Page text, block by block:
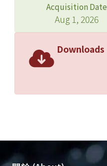
Acquisition Date
Aug 1, 2026
Downloads